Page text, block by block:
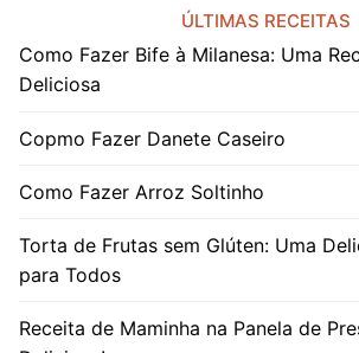
ÚLTIMAS RECEITAS
Como Fazer Bife à Milanesa: Uma
Deliciosa
Copmo Fazer Danete Caseiro
Como Fazer Arroz Soltinho
Torta de Frutas sem Glúten: Uma
para Todos
Receita de Maminha na Panela de